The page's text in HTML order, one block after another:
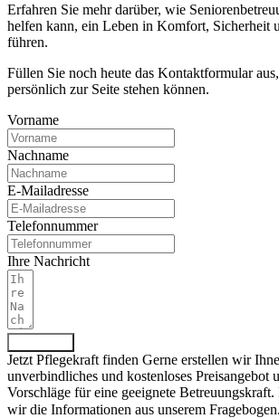
Erfahren Sie mehr darüber, wie
helfen kann, ein Leben in Komfort, Sicherheit
führen.
Füllen Sie noch heute das Kontaktformular
persönlich zur Seite stehen können.
Vorname
Nachname
E-Mailadresse
Telefonnummer
Ihre Nachricht
Jetzt Pflegekraft finden Gerne erstellen wir
unverbindliches und kostenloses Preisangebot
Vorschläge für eine geeignete
wir die Informationen aus unserem Fragebogen.